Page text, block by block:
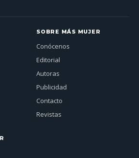
SOBRE MÁS MUJER
Conócenos
Editorial
Autoras
Publicidad
Contacto
Revistas